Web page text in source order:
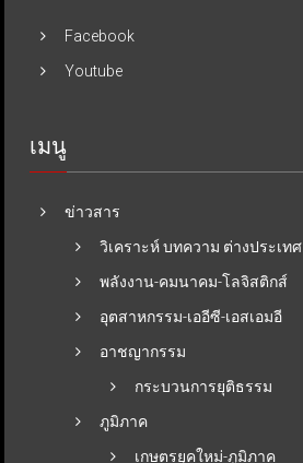
Facebook
Youtube
เมนู
ข่าวสาร
วิเคราะห์ บทความ ต่างประเทศ
พลังงาน-คมนาคม-โลจิสติกส์
อุตสาหกรรม-เออีซี-เอสเอมอี
อาชญากรรม
กระบวนการยุติธรรม
ภูมิภาค
เกษตรยุคใหม่-ภูมิภาค